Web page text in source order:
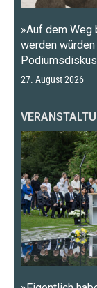
»Auf dem
werden
27. August 2026